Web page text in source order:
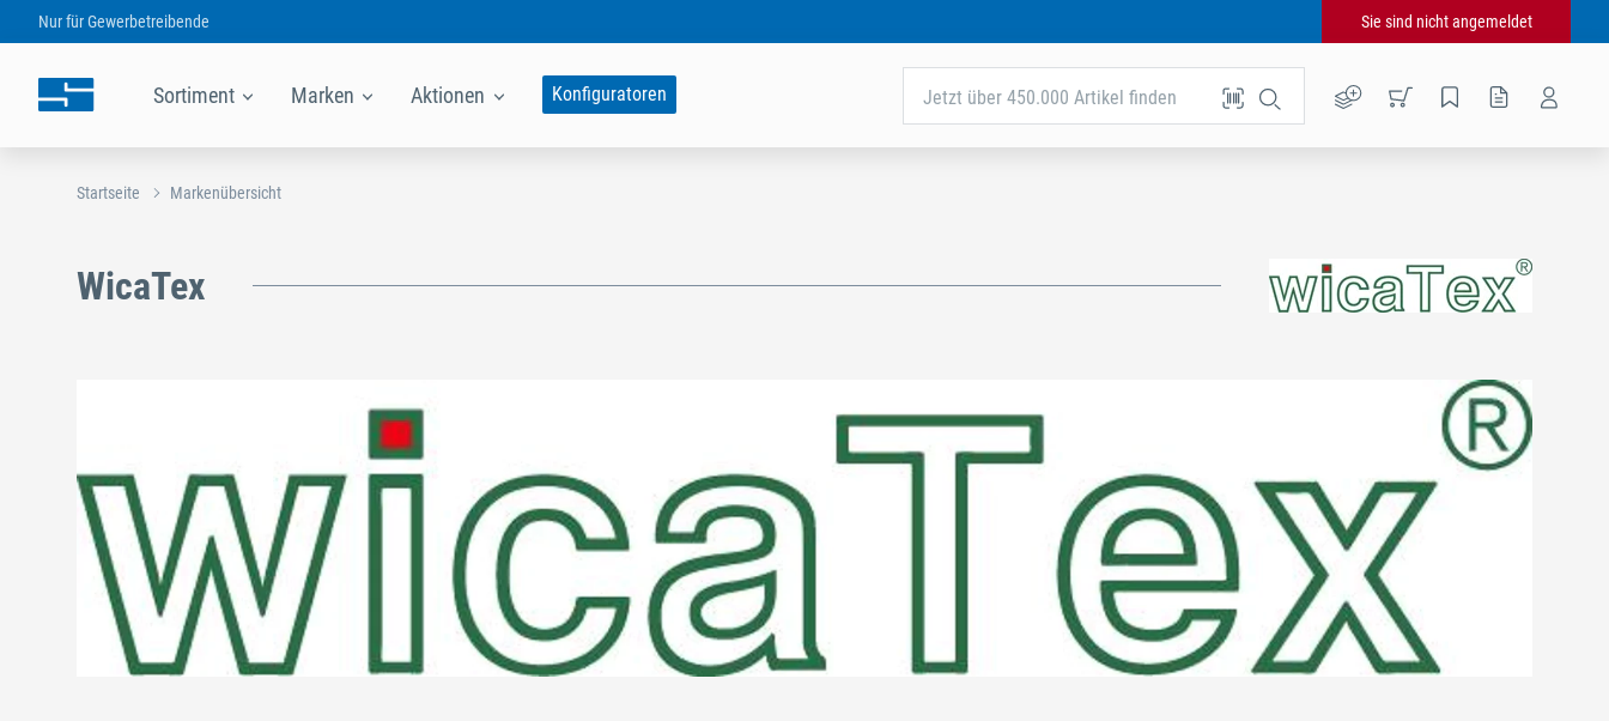
Nur fürGewerbetreibende Sie sind nicht angemeldet
Sortiment Marken Aktionen Konfiguratoren Jetzt über 450.000 Artikel finden
Startseite Markenübersicht
WicaTex